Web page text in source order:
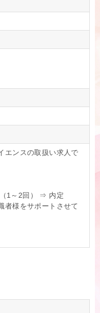
エンスの取扱い求人で
1～2回） ⇒ 内定
者様をサポートさせて